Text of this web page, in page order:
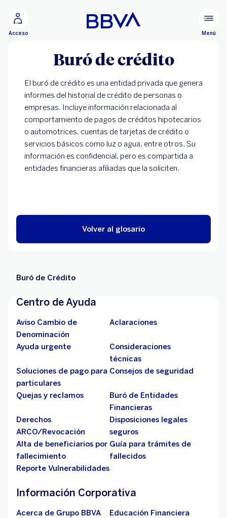
Acceso Menú
Buró de crédito
El buró de crédito es una entidad privada que genera
informes del historial de crédito de personas o
empresas. Incluye información relacionada al
comportamiento de pagos de créditos hipotecarios
o automotrices, cuentas de tarjetas de crédito o
servicios básicos como luz o agua, entre otros. Su
información es confidencial, pero es compartida a
entidades financieras afiliadas que la soliciten.
Volver al glosario
Buró de Crédito
Centro de Ayuda
Aviso Cambio de
Denominación
Aclaraciones
Ayuda urgente
Consideraciones
técnicas
Soluciones de pago para
particulares
Consejos de seguridad
Quejas y reclamos
Buró de Entidades
Financieras
Derechos
ARCO/Revocación
Disposiciones legales
seguros
Alta de beneficiarios por
fallecimiento
Guía para trámites de
fallecidos
Reporte Vulnerabilidades
Información Corporativa
Acerca de Grupo BBVA
Educación Financiera